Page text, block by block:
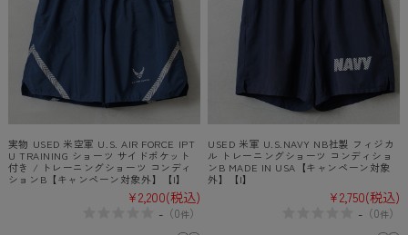
実物 USED 米空軍 U.S. AIR FORCE IPT
U TRAINING ショーツ サイドポケット
付き / トレーニングショーツ コンディ
ションB【キャンペーン対象外】【I】
¥2,200(税込)
-（0件）
USED 米軍 U.S.NAVY NB社製 フィジカ
ル トレーニングショーツ コンディショ
ンB MADE IN USA【キャンペーン対象
外】【I】
¥2,750(税込)
- （0件）